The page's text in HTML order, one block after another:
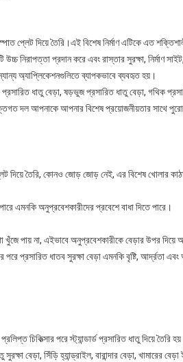
প্লেট দিয়ে তৈরি।এই বিশেষ নির্মাণ এটিকে এত
নিরাপত্তা প্রদান করে এবং রাস্তার সুরক্ষা, নির্মাণ
অ্যাপ্লিকেশনগুলিতে ব্যাপকভাবে ব্যবহৃত হয়।
ধাতু বেড়া, ষড়ভুজ প্রসারিত ধাতু বেড়া, গথিক
দল আপনাকে আপনার বিশেষ প্রয়োজনীয়তার সাথে
দিয়ে তৈরি, কোনও জোড় জোড় নেই, এর বিশেষ খোলার
এমনকি অনুপ্রবেশকারীদের প্রবেশে বাধা দিতে পারে।
খুঁজে পায় না, এইভাবে অনুপ্রবেশকারীকে বেড়ার উপর
প্রসারিত ধাতব সুরক্ষা বেড়া এমনকি বৃষ্টি, আর্দ্রতা
চিকিত্সার পরে স্ট্যান্ডার্ড প্রসারিত ধাতু দিয়ে তৈরি
বেড়া, সিঁড়ি হ্যান্ড্রাইল, বারান্দার বেড়া, খামারের